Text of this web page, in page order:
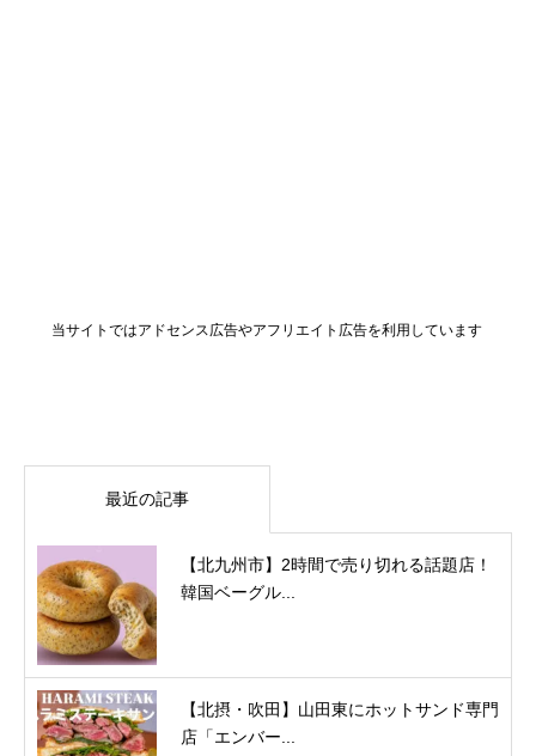
当サイトではアドセンス広告やアフリエイト広告を利用しています
最近の記事
【北九州市】2時間で売り切れる話題店！
韓国ベーグル...
【北摂・吹田】山田東にホットサンド専門
店「エンバー...